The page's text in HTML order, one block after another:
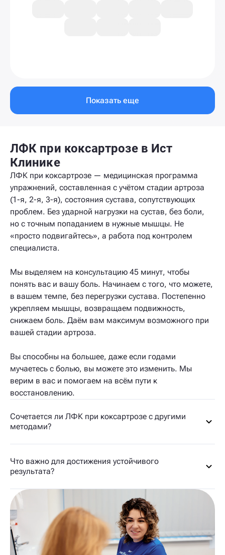
Показать еще
ЛФК при коксартрозе в Ист
Клинике
ЛФК при коксартрозе — медицинская программа
упражнений, составленная с учётом стадии артроза
(1-я, 2-я, 3-я), состояния сустава, сопутствующих
проблем. Без ударной нагрузки на сустав, без боли,
но с точным попаданием в нужные мышцы. Не
«просто подвигайтесь», а работа под контролем
специалиста.
Мы выделяем на консультацию 45 минут, чтобы
понять вас и вашу боль. Начинаем с того, что можете,
в вашем темпе, без перегрузки сустава. Постепенно
укрепляем мышцы, возвращаем подвижность,
снижаем боль. Даём вам максимум возможного при
вашей стадии артроза.
Вы способны на большее, даже если годами
мучаетесь с болью, вы можете это изменить. Мы
верим в вас и помогаем на всём пути к
восстановлению.
Сочетается ли ЛФК при коксартрозе с другими
методами?
Что важно для достижения устойчивого
результата?